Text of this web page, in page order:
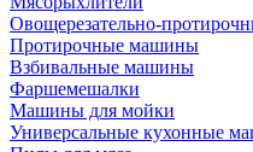
Овощерезательно-
Протирочные машины
Взбивальные машины
Фаршемешалки
Машины для мойки
Универсальные кухонные